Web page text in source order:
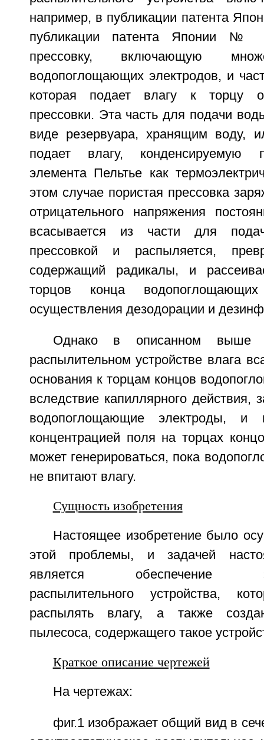
например, в публикации патента
публикации патента Японии №
прессовку, включающую
водопоглощающих электродов, и
которая подает влагу к торцу
прессовки. Эта часть для подачи
виде резервуара, хранящим воду,
подает влагу, конденсируемую
элемента Пельтье как
этом случае пористая прессовка
отрицательного напряжения
всасывается из части для
прессовкой и распыляется,
содержащий радикалы, и
торцов конца
осуществления дезодорации и
Однако в описанном выше
распылительном устройстве влага
основания к торцам концов
вследствие капиллярного действия,
водопоглощающие электроды, и
концентрацией поля на торцах
может генерироваться, пока
не впитают влагу.
Сущность изобретения
Настоящее изобретение было
этой проблемы, и задачей
является обеспечение
распылительного устройства,
распылять влагу, а также
пылесоса, содержащего такое
Краткое описание чертежей
На чертежах:
фиг.1 изображает общий вид в